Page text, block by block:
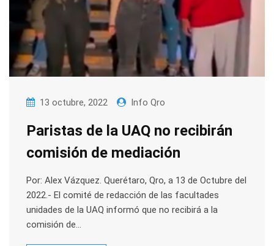
13 octubre, 2022 Info Qro
Paristas de la UAQ no recibirán
comisión de mediación
Por: Alex Vázquez. Querétaro, Qro, a 13 de Octubre del
2022.- El comité de redacción de las facultades
unidades de la UAQ informó que no recibirá a la
comisión de…